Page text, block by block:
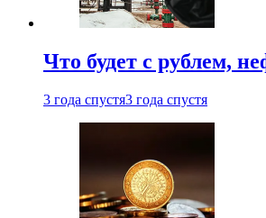
Что будет с рублем,
3 года спустя3 года спустя